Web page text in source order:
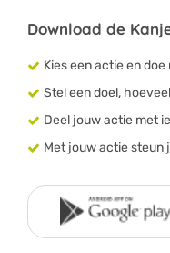
Download de
Kies een actie en
Stel een doel,
Deel jouw actie met
Met jouw actie steun